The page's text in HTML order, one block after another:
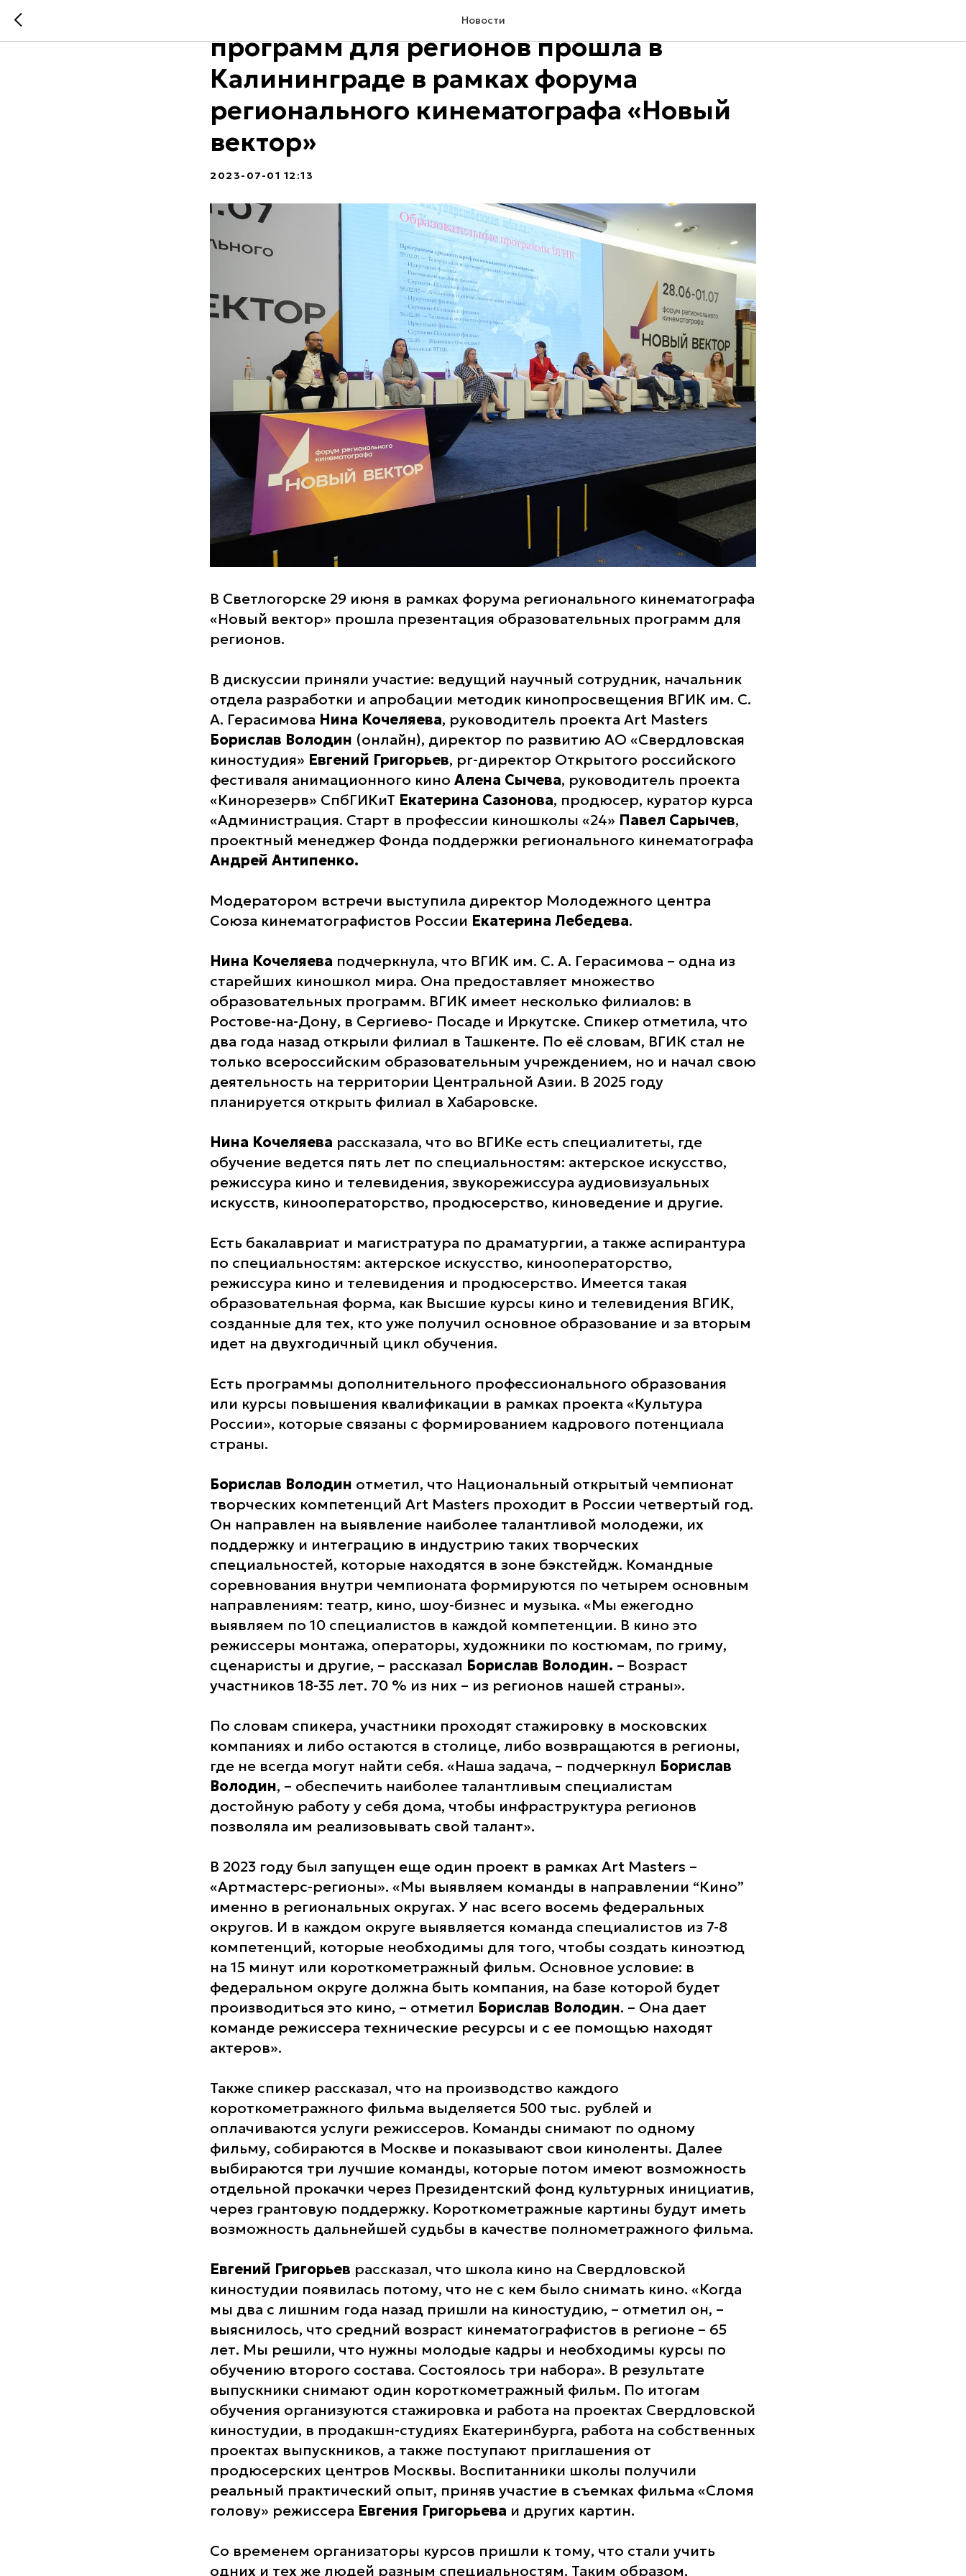
Новости
Презентация образовательных
программ для регионов прошла в
Калининграде в рамках форума
регионального кинематографа «Новый
вектор»
2023-07-01 12:13
В Светлогорске 29 июня в рамках форума регионального кинематографа
«Новый вектор» прошла презентация образовательных программ для
регионов.
В дискуссии приняли участие: ведущий научный сотрудник, начальник
отдела разработки и апробации методик кинопросвещения ВГИК им. С.
А. Герасимова Нина Кочеляева, руководитель проекта Art Masters
Борислав Володин (онлайн), директор по развитию АО «Свердловская
киностудия» Евгений Григорьев, pr-директор Открытого российского
фестиваля анимационного кино Алена Сычева, руководитель проекта
«Кинорезерв» СпбГИКиТ Екатерина Сазонова, продюсер, куратор курса
«Администрация. Старт в профессии киношколы «24» Павел Сарычев,
проектный менеджер Фонда поддержки регионального кинематографа
Андрей Антипенко.
Модератором встречи выступила директор Молодежного центра
Союза кинематографистов России Екатерина Лебедева.
Нина Кочеляева подчеркнула, что ВГИК им. С. А. Герасимова – одна из
старейших киношкол мира. Она предоставляет множество
образовательных программ. ВГИК имеет несколько филиалов: в
Ростове-на-Дону, в Сергиево- Посаде и Иркутске. Спикер отметила, что
два года назад открыли филиал в Ташкенте. По её словам, ВГИК стал не
только всероссийским образовательным учреждением, но и начал свою
деятельность на территории Центральной Азии. В 2025 году
планируется открыть филиал в Хабаровске.
Нина Кочеляева рассказала, что во ВГИКе есть специалитеты, где
обучение ведется пять лет по специальностям: актерское искусство,
режиссура кино и телевидения, звукорежиссура аудиовизуальных
искусств, кинооператорство, продюсерство, киноведение и другие.
Есть бакалавриат и магистратура по драматургии, а также аспирантура
по специальностям: актерское искусство, кинооператорство,
режиссура кино и телевидения и продюсерство. Имеется такая
образовательная форма, как Высшие курсы кино и телевидения ВГИК,
созданные для тех, кто уже получил основное образование и за вторым
идет на двухгодичный цикл обучения.
Есть программы дополнительного профессионального образования
или курсы повышения квалификации в рамках проекта «Культура
России», которые связаны с формированием кадрового потенциала
страны.
Борислав Володин отметил, что Национальный открытый чемпионат
творческих компетенций Art Masters проходит в России четвертый год.
Он направлен на выявление наиболее талантливой молодежи, их
поддержку и интеграцию в индустрию таких творческих
специальностей, которые находятся в зоне бэкстейдж. Командные
соревнования внутри чемпионата формируются по четырем основным
направлениям: театр, кино, шоу-бизнес и музыка. «Мы ежегодно
выявляем по 10 специалистов в каждой компетенции. В кино это
режиссеры монтажа, операторы, художники по костюмам, по гриму,
сценаристы и другие, – рассказал Борислав Володин. – Возраст
участников 18-35 лет. 70 % из них – из регионов нашей страны».
По словам спикера, участники проходят стажировку в московских
компаниях и либо остаются в столице, либо возвращаются в регионы,
где не всегда могут найти себя. «Наша задача, – подчеркнул Борислав
Володин, – обеспечить наиболее талантливым специалистам
достойную работу у себя дома, чтобы инфраструктура регионов
позволяла им реализовывать свой талант».
В 2023 году был запущен еще один проект в рамках Art Masters –
«Артмастерс-регионы». «Мы выявляем команды в направлении “Кино”
именно в региональных округах. У нас всего восемь федеральных
округов. И в каждом округе выявляется команда специалистов из 7-8
компетенций, которые необходимы для того, чтобы создать киноэтюд
на 15 минут или короткометражный фильм. Основное условие: в
федеральном округе должна быть компания, на базе которой будет
производиться это кино, – отметил Борислав Володин. – Она дает
команде режиссера технические ресурсы и с ее помощью находят
актеров».
Также спикер рассказал, что на производство каждого
короткометражного фильма выделяется 500 тыс. рублей и
оплачиваются услуги режиссеров. Команды снимают по одному
фильму, собираются в Москве и показывают свои киноленты. Далее
выбираются три лучшие команды, которые потом имеют возможность
отдельной прокачки через Президентский фонд культурных инициатив,
через грантовую поддержку. Короткометражные картины будут иметь
возможность дальнейшей судьбы в качестве полнометражного фильма.
Евгений Григорьев рассказал, что школа кино на Свердловской
киностудии появилась потому, что не с кем было снимать кино. «Когда
мы два с лишним года назад пришли на киностудию, – отметил он, –
выяснилось, что средний возраст кинематографистов в регионе – 65
лет. Мы решили, что нужны молодые кадры и необходимы курсы по
обучению второго состава. Состоялось три набора». В результате
выпускники снимают один короткометражный фильм. По итогам
обучения организуются стажировка и работа на проектах Свердловской
киностудии, в продакшн-студиях Екатеринбурга, работа на собственных
проектах выпускников, а также поступают приглашения от
продюсерских центров Москвы. Воспитанники школы получили
реальный практический опыт, приняв участие в съемках фильма «Сломя
голову» режиссера Евгения Григорьева и других картин.
Со временем организаторы курсов пришли к тому, что стали учить
одних и тех же людей разным специальностям. Таким образом,